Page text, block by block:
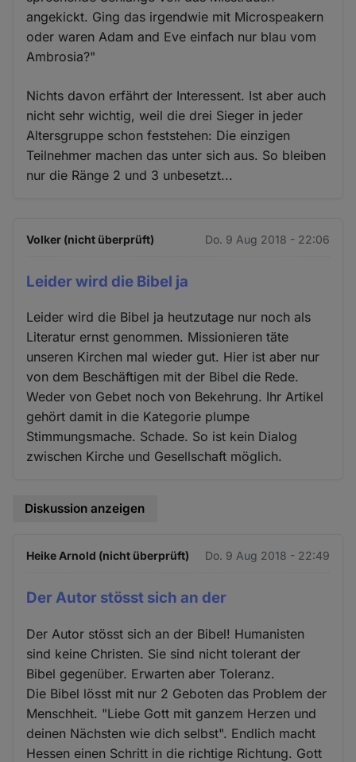
angekickt. Ging das irgendwie mit Microspeakern
oder waren Adam and Eve einfach nur blau vom
Ambrosia?"
Nichts davon erfährt der Interessent. Ist aber auch
nicht sehr wichtig, weil die drei Sieger in jeder
Altersgruppe schon feststehen: Die einzigen
Teilnehmer machen das unter sich aus. So bleiben
nur die Ränge 2 und 3 unbesetzt...
Volker (nicht überprüft) Do. 9 Aug 2018 - 22:06
Leider wird die Bibel ja
Leider wird die Bibel ja heutzutage nur noch als
Literatur ernst genommen. Missionieren täte
unseren Kirchen mal wieder gut. Hier ist aber nur
von dem Beschäftigen mit der Bibel die Rede.
Weder von Gebet noch von Bekehrung. Ihr Artikel
gehört damit in die Kategorie plumpe
Stimmungsmache. Schade. So ist kein Dialog
zwischen Kirche und Gesellschaft möglich.
Diskussion anzeigen
Heike Arnold (nicht überprüft) Do. 9 Aug 2018 - 22:49
Der Autor stösst sich an der
Der Autor stösst sich an der Bibel! Humanisten
sind keine Christen. Sie sind nicht tolerant der
Bibel gegenüber. Erwarten aber Toleranz.
Die Bibel lösst mit nur 2 Geboten das Problem der
Menschheit. "Liebe Gott mit ganzem Herzen und
deinen Nächsten wie dich selbst". Endlich macht
Hessen einen Schritt in die richtige Richtung. Gott